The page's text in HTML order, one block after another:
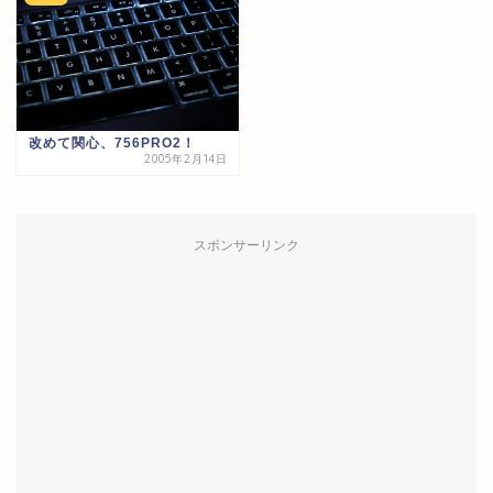
改めて関心、756PRO2！
2005年2月14日
スポンサーリンク